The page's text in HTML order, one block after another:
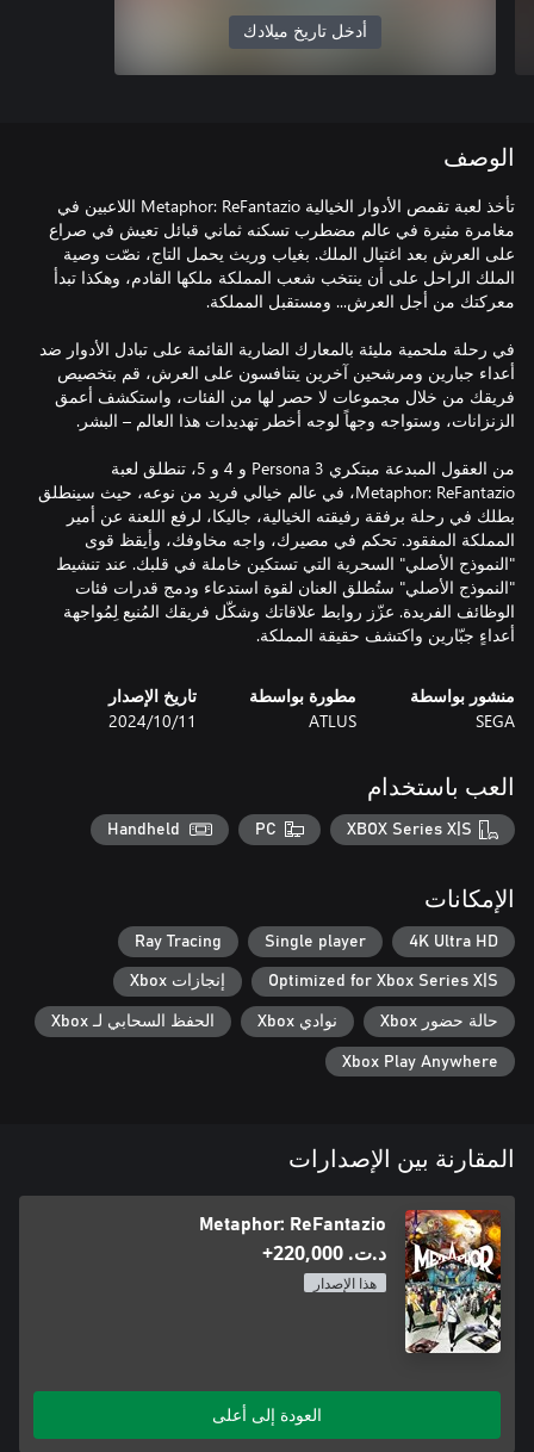
أدخل تاريخ ميلادك
الوصف
تأخذ لعبة تقمص الأدوار الخيالية Metaphor: ReFantazio اللاعبين في
مغامرة مثيرة في عالم مضطرب تسكنه ثماني قبائل تعيش في صراع
على العرش بعد اغتيال الملك. بغياب وريث يحمل التاج، نصّت وصية
الملك الراحل على أن ينتخب شعب المملكة ملكها القادم، وهكذا تبدأ
في رحلة ملحمية مليئة بالمعارك الضارية القائمة على تبادل الأدوار ضد
أعداء جبارين ومرشحين آخرين يتنافسون على العرش، قم بتخصيص
فريقك من خلال مجموعات لا حصر لها من الفئات، واستكشف أعمق
من العقول المبدعة مبتكري Persona 3 و 4 و 5، تنطلق لعبة
Metaphor: ReFantazio، في عالم خيالي فريد من نوعه، حيث سينطلق
بطلك في رحلة برفقة رفيقته الخيالية، جاليكا، لرفع اللعنة عن أمير
المملكة المفقود. تحكم في مصيرك، واجه مخاوفك، وأيقظ قوى
"النموذج الأصلي" السحرية التي تستكين خاملة في قلبك. عند تنشيط
"النموذج الأصلي" ستُطلق العنان لقوة استدعاء ودمج قدرات فئات
الوظائف الفريدة. عزّز روابط علاقاتك وشكّل فريقك المُنيع لِمُواجهة
أعداءٍ جبّارين واكتشف حقيقة المملكة.
منشور بواسطة
SEGA
مطورة بواسطة
ATLUS
تاريخ الإصدار
11‏/10‏/2024
العب باستخدام
XBOX Series X|S
PC
Handheld
الإمكانات
4K Ultra HD
Single player
Ray Tracing
Optimized for Xbox Series X|S إنجازات Xbox
حالة حضور Xbox نوادي Xbox الحفظ السحابي لـ Xbox
Xbox Play Anywhere
المقارنة بين الإصدارات
Metaphor: ReFantazio
د.ت.‏ 220,000+
هذا الإصدار
العودة إلى أعلى